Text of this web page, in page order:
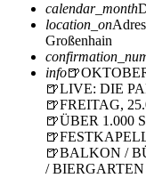
calendar_month
location_on
Großenhain
info
🍺LIVE: DIE
🍺FREITAG,
🍺ÜBER 1.000
🍺BALKON /
/ BIERGARTEN